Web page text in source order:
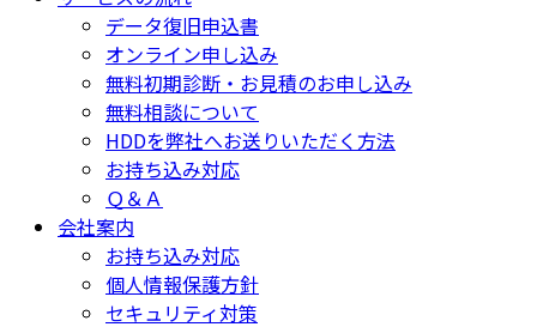
データ復旧申込書
オンライン申し込み
無料初期診断・お見積のお申し込み
無料相談について
HDDを弊社へお送りいただく方法
お持ち込み対応
Ｑ＆Ａ
会社案内
お持ち込み対応
個人情報保護方針
セキュリティ対策